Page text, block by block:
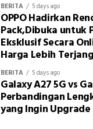
BERITA 5 days ago
OPPO Hadirkan
Pack,Dibuka untuk
Eksklusif Secara
Harga Lebih
BERITA 5 days ago
Galaxy A27 5G vs
Perbandingan
yang Ingin Upgrade